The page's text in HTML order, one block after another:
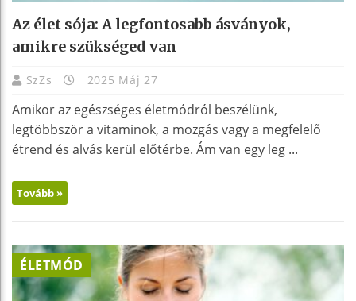
Az élet sója: A legfontosabb ásványok,
amikre szükséged van
SzZs 2025 Máj 27
Amikor az egészséges életmódról beszélünk,
legtöbbször a vitaminok, a mozgás vagy a megfelelő
étrend és alvás kerül előtérbe. Ám van egy leg ...
Tovább »
ÉLETMÓD